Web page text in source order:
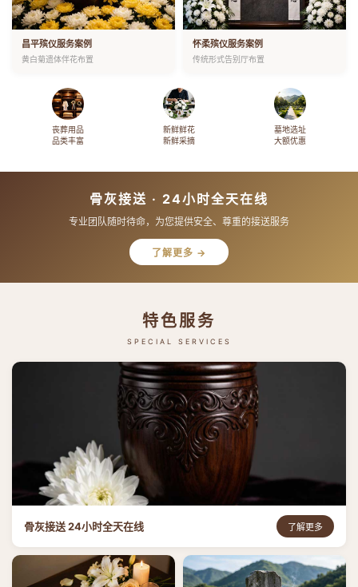
昌平殡仪服务案例
黄白菊遗体伴花布置
怀柔殡仪服务案例
传统形式告别厅布置
丧葬用品
品类丰富
新鲜鲜花
新鲜采摘
墓地选址
大额优惠
骨灰接送 · 24小时全天在线
专业团队随时待命，为您提供安全、尊重的接送服务
了解更多 →
特色服务
SPECIAL SERVICES
骨灰接送 24小时全天在线 了解更多